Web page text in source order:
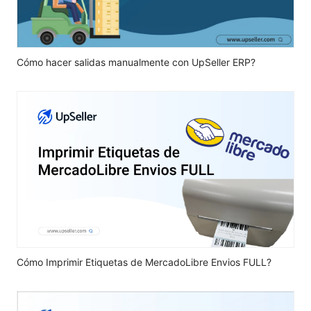
Cómo hacer salidas manualmente con UpSeller ERP?
Cómo Imprimir Etiquetas de MercadoLibre Envios FULL?